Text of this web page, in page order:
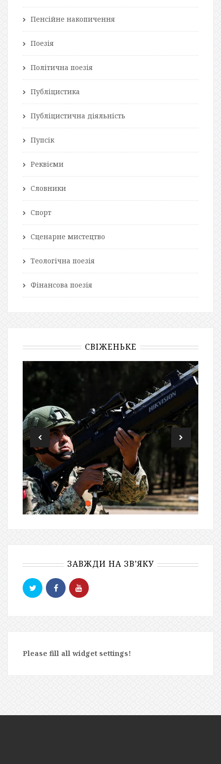
Пенсійне накопичення
Поезія
Політична поезія
Публіцистика
Публіцистична діяльність
Пупсік
Реквієми
Словники
Спорт
Сценарне мистецтво
Теологічна поезія
Фінансова поезія
СВІЖЕНЬКЕ
ЗАВЖДИ НА ЗВ’ЯКУ
Please fill all widget settings!